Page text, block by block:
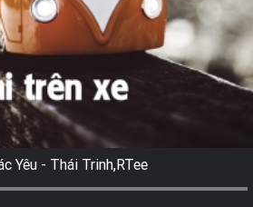
Yêu - Thái Trinh,RTee